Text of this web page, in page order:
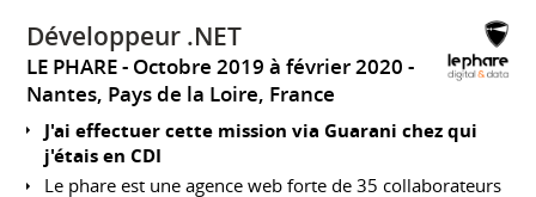
Développeur .NET
LE PHARE
Octobre 2019 à février 2020
Nantes, Pays de la Loire, France
J'ai effectuer cette mission via Guarani chez qui
j'étais en CDI
Le phare est une agence web forte de 35 collaborateurs